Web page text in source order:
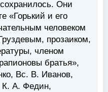
Они
«Горький и его
человеком
прозаиком,
членом
братья»,
Вс. В. Иванов,
К. А. Федин,